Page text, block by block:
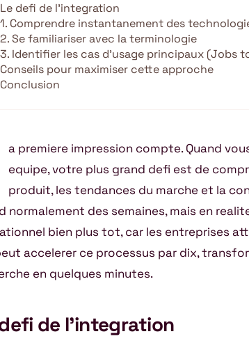
Le defi de l’integration
1. Comprendre instantanement des
2. Se familiariser avec la terminologie
3. Identifier les cas d’usage principaux (Jobs
Conseils pour maximiser cette approche
Conclusion
a premiere impression compte. Quand
equipe, votre plus grand defi est de
produit, les tendances du marche et la
normalement des semaines, mais en
bien plus tot, car les entreprises
accelerer ce processus par dix,
en quelques minutes.
de l’integration